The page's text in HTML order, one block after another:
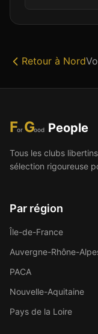
Retour à Nord
For Good People
Tous les clubs
sélection rigoureuse
Par région
Île-de-France
Auvergne-Rhône-
PACA
Nouvelle-Aquitaine
Pays de la Loire